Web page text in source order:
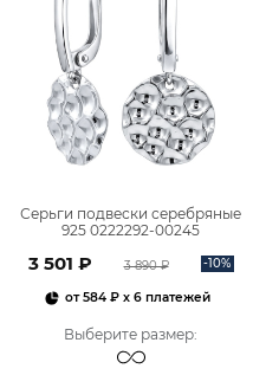
Серьги подвески серебряные
925 0222292-00245
3 501 ₽ 3 890 ₽ -10%
от584 ₽ x 6 платежей
Выберите размер: